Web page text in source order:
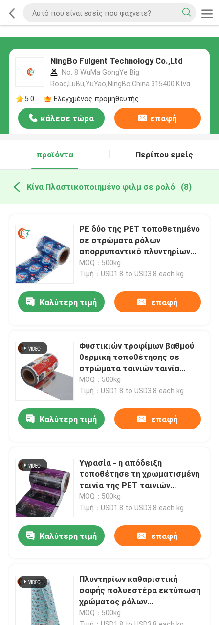
NingBo Fulgent Technology Co.,Ltd
No. 8 WuMa GongYe Big
Road,LuBu,YuYao,NingBo,China.315400,Κίνα
5.0
Ελεγχμένος προμηθευτής
κάλεσε τώρα επαφή
προϊόντα Περίπου εμείς
Κίνα Πλαστικοποιημένο φιλμ σε ρολό (8)
PE δύο της PET τοποθετημένο
σε στρώματα ρόλων
απορρυπαντικό πλυντηρίων
σαπουνιών σκονών πλύσης
ταινιών πλαστικό
MOQ：500kg
Τιμή：USD1.8 to USD3.8 each kg
Καλύτερη τιμή επαφή
Φυστικιών τροφίμων βαθμού
θερμική τοποθέτησης σε
στρώματα ταινιών ταινία
ταινιών BOPP Metalized ρόλων
πλαστική συσκευάζοντας
MOQ：500kg
Τιμή：USD1.8 to USD3.8 each kg
Καλύτερη τιμή επαφή
Υγρασία - η απόδειξη
τοποθέτησε τη χρωματισμένη
ταινία της PET ταινιών
πολυεστέρα Vmpet Metalized
ταινιών ρόλων σε στρώματα
ρόλο
MOQ：500kg
Τιμή：USD1.8 to USD3.8 each kg
Καλύτερη τιμή επαφή
Πλυντηρίων καθαριστική
σαφής πολυεστέρα εκτύπωση
χρώματος ρόλων
ελασματοποίησης πλαστική
MOQ：500kg